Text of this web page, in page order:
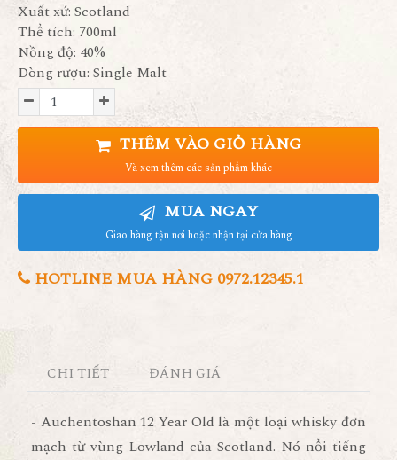
Xuất xứ: Scotland
Thể tích: 700ml
Nồng độ: 40%
Dòng rượu: Single Malt
THÊM VÀO GIỎ HÀNG
Và xem thêm các sản phẩm khác
MUA NGAY
Giao hàng tận nơi hoặc nhận tại cửa hàng
HOTLINE MUA HÀNG 0972.12345.1
CHI TIẾT ĐÁNH GIÁ
- Auchentoshan 12 Year Old là một loại whisky đơn
mạch từ vùng Lowland của Scotland. Nó nổi tiếng